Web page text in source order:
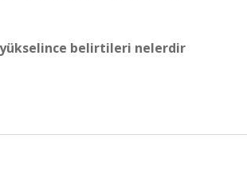
belirtileri nelerdir